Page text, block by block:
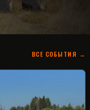
ВСЕ СОБЫТИЯ →